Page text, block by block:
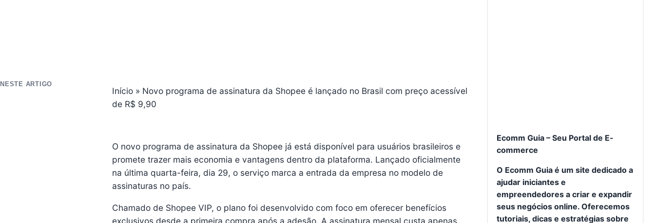
NESTE ARTIGO
Início » Novo programa de assinatura da Shopee é lançado no Brasil com preço acessível
de R$ 9,90
O novo programa de assinatura da Shopee já está disponível para usuários brasileiros e
promete trazer mais economia e vantagens dentro da plataforma. Lançado oficialmente
na última quarta-feira, dia 29, o serviço marca a entrada da empresa no modelo de
assinaturas no país.
Chamado de Shopee VIP, o plano foi desenvolvido com foco em oferecer benefícios
exclusivos desde a primeira compra após a adesão. A assinatura mensal custa apenas
Ecomm Guia – Seu Portal de E-
commerce
O Ecomm Guia é um site dedicado a
ajudar iniciantes e
empreendedores a criar e expandir
seus negócios online. Oferecemos
tutoriais, dicas e estratégias sobre